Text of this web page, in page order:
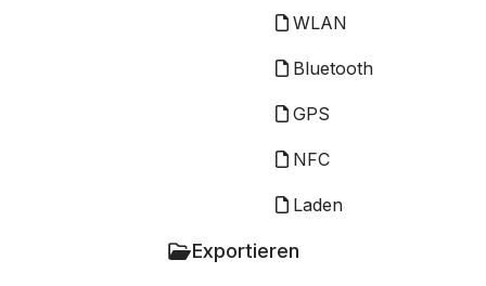
WLAN
Bluetooth
GPS
NFC
Laden
Exportieren